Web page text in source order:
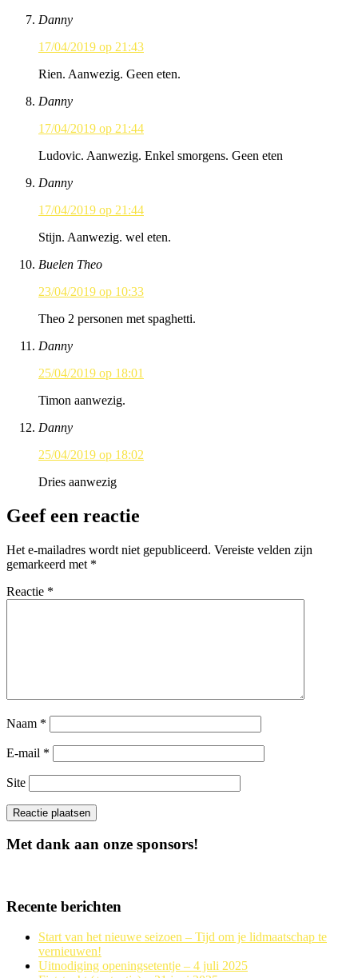
Danny
17/04/2019 op 21:43
Rien. Aanwezig. Geen eten.
Danny
17/04/2019 op 21:44
Ludovic. Aanwezig. Enkel smorgens. Geen eten
Danny
17/04/2019 op 21:44
Stijn. Aanwezig. wel eten.
Buelen Theo
23/04/2019 op 10:33
Theo 2 personen met spaghetti.
Danny
25/04/2019 op 18:01
Timon aanwezig.
Danny
25/04/2019 op 18:02
Dries aanwezig
Geef een reactie
Het e-mailadres wordt niet gepubliceerd. Vereiste velden zijn
gemarkeerd met *
Reactie *
Naam *
E-mail *
Site
Met dank aan onze sponsors!
Recente berichten
Start van het nieuwe seizoen – Tijd om je lidmaatschap te
vernieuwen!
Uitnodiging openingsetentje – 4 juli 2025